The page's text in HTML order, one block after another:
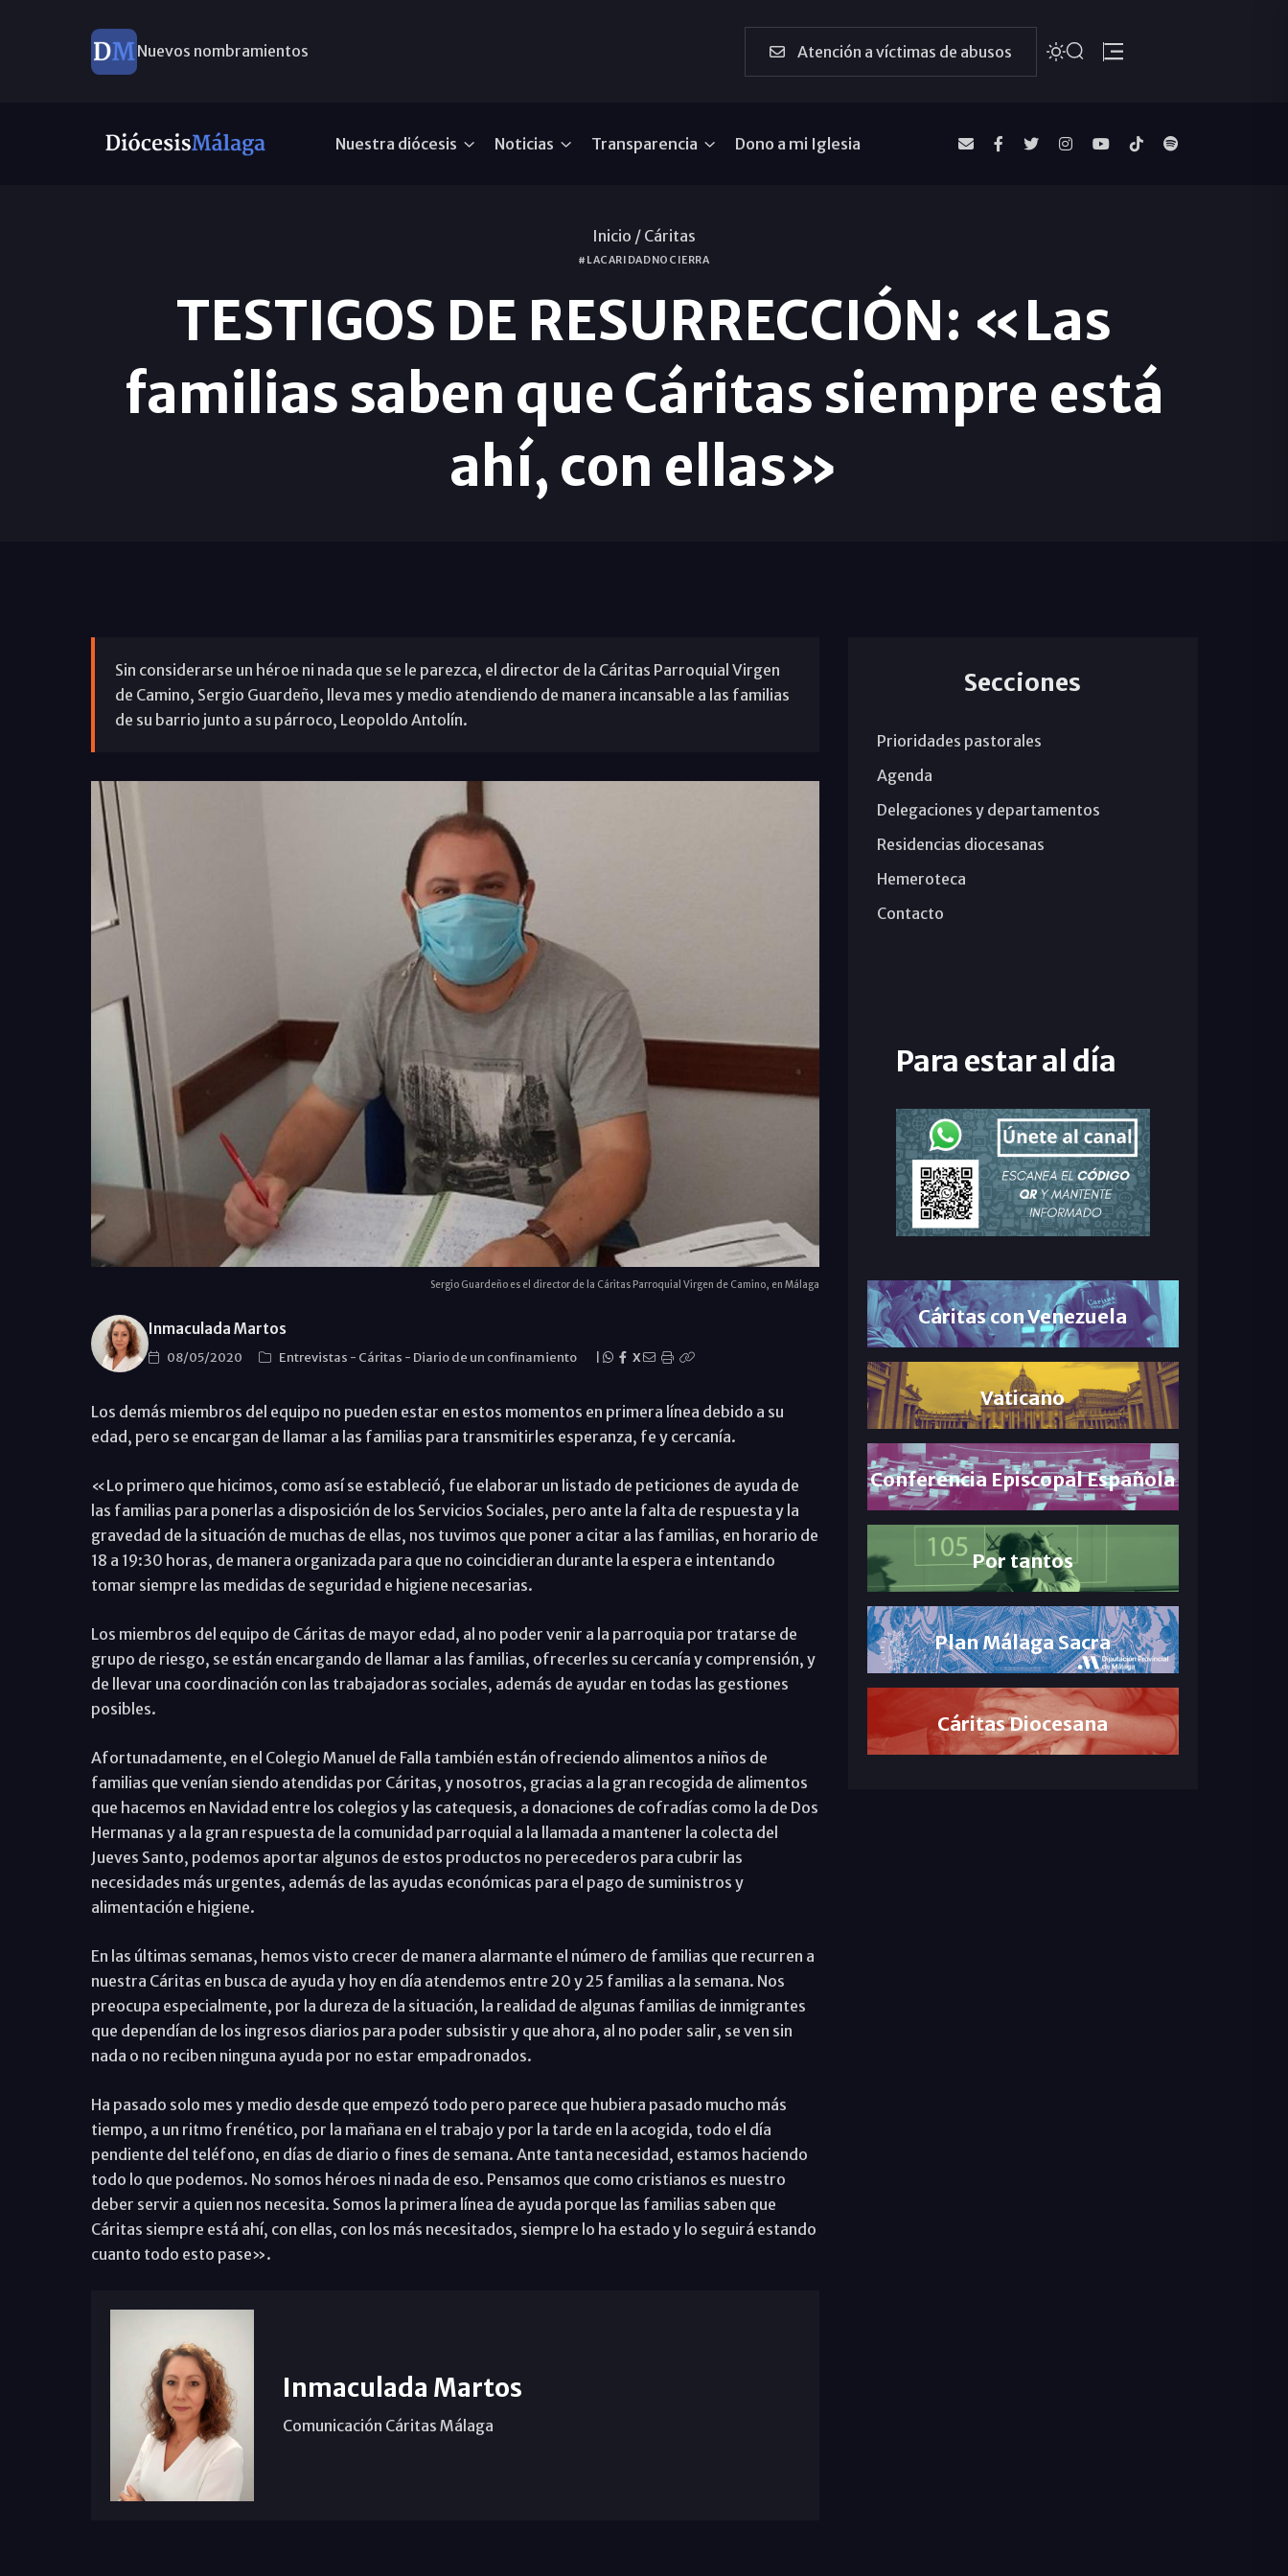
Nuevos nombramientos Atención a víctimas de abusos
Nuestra diócesis Noticias Transparencia Dono a mi Iglesia
Inicio / Cáritas
#LACARIDADNOCIERRA
TESTIGOS DE RESURRECCIÓN: «Las
familias saben que Cáritas siempre está
ahí, con ellas»
Sin considerarse un héroe ni nada que se le parezca, el director de la Cáritas Parroquial Virgen
de Camino, Sergio Guardeño, lleva mes y medio atendiendo de manera incansable a las familias
de su barrio junto a su párroco, Leopoldo Antolín.
Sergio Guardeño es el director de la Cáritas Parroquial Virgen de Camino, en Málaga
Inmaculada Martos
08/05/2020 Entrevistas - Cáritas - Diario de un confinamiento X
Los demás miembros del equipo no pueden estar en estos momentos en primera línea debido a su
edad, pero se encargan de llamar a las familias para transmitirles esperanza, fe y cercanía.
«Lo primero que hicimos, como así se estableció, fue elaborar un listado de peticiones de ayuda de
las familias para ponerlas a disposición de los Servicios Sociales, pero ante la falta de respuesta y la
gravedad de la situación de muchas de ellas, nos tuvimos que poner a citar a las familias, en horario de
18 a 19:30 horas, de manera organizada para que no coincidieran durante la espera e intentando
tomar siempre las medidas de seguridad e higiene necesarias.
Los miembros del equipo de Cáritas de mayor edad, al no poder venir a la parroquia por tratarse de
grupo de riesgo, se están encargando de llamar a las familias, ofrecerles su cercanía y comprensión, y
de llevar una coordinación con las trabajadoras sociales, además de ayudar en todas las gestiones
posibles.
Afortunadamente, en el Colegio Manuel de Falla también están ofreciendo alimentos a niños de
familias que venían siendo atendidas por Cáritas, y nosotros, gracias a la gran recogida de alimentos
que hacemos en Navidad entre los colegios y las catequesis, a donaciones de cofradías como la de Dos
Hermanas y a la gran respuesta de la comunidad parroquial a la llamada a mantener la colecta del
Jueves Santo, podemos aportar algunos de estos productos no perecederos para cubrir las
necesidades más urgentes, además de las ayudas económicas para el pago de suministros y
alimentación e higiene.
En las últimas semanas, hemos visto crecer de manera alarmante el número de familias que recurren a
nuestra Cáritas en busca de ayuda y hoy en día atendemos entre 20 y 25 familias a la semana. Nos
preocupa especialmente, por la dureza de la situación, la realidad de algunas familias de inmigrantes
que dependían de los ingresos diarios para poder subsistir y que ahora, al no poder salir, se ven sin
nada o no reciben ninguna ayuda por no estar empadronados.
Ha pasado solo mes y medio desde que empezó todo pero parece que hubiera pasado mucho más
tiempo, a un ritmo frenético, por la mañana en el trabajo y por la tarde en la acogida, todo el día
pendiente del teléfono, en días de diario o fines de semana. Ante tanta necesidad, estamos haciendo
todo lo que podemos. No somos héroes ni nada de eso. Pensamos que como cristianos es nuestro
deber servir a quien nos necesita. Somos la primera línea de ayuda porque las familias saben que
Cáritas siempre está ahí, con ellas, con los más necesitados, siempre lo ha estado y lo seguirá estando
cuanto todo esto pase».
Inmaculada Martos
Comunicación Cáritas Málaga
Secciones
Prioridades pastorales
Agenda
Delegaciones y departamentos
Residencias diocesanas
Hemeroteca
Contacto
Para estar al día
Cáritas con Venezuela
Vaticano
Conferencia Episcopal Española
Por tantos
Plan Málaga Sacra
Cáritas Diocesana